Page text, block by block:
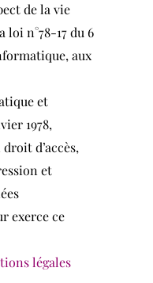
de la vie
n°78-17 du 6
aux
et
1978,
d’accès,
et
exerce ce
légales